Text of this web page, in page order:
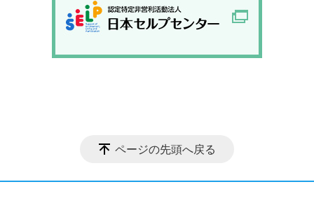
ページの先頭へ戻る